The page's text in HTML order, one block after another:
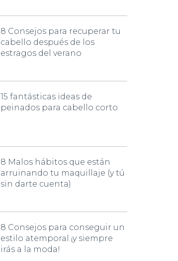
8 Consejos para recuperar tu
cabello después de los
estragos del verano
15 fantásticas ideas de
peinados para cabello corto
8 Malos hábitos que están
arruinando tu maquillaje (y tú
sin darte cuenta)
8 Consejos para conseguir un
estilo atemporal ¡y siempre
irás a la moda!